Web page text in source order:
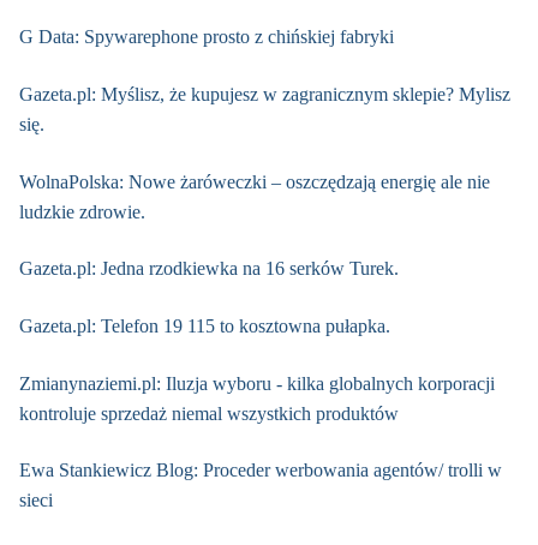
G Data: Spywarephone prosto z chińskiej fabryki
Gazeta.pl: Myślisz, że kupujesz w zagranicznym sklepie? Mylisz
się.
WolnaPolska: Nowe żaróweczki – oszczędzają energię ale nie
ludzkie zdrowie.
Gazeta.pl: Jedna rzodkiewka na 16 serków Turek.
Gazeta.pl: Telefon 19 115 to kosztowna pułapka.
Zmianynaziemi.pl: Iluzja wyboru - kilka globalnych korporacji
kontroluje sprzedaż niemal wszystkich produktów
Ewa Stankiewicz Blog: Proceder werbowania agentów/ trolli w
sieci